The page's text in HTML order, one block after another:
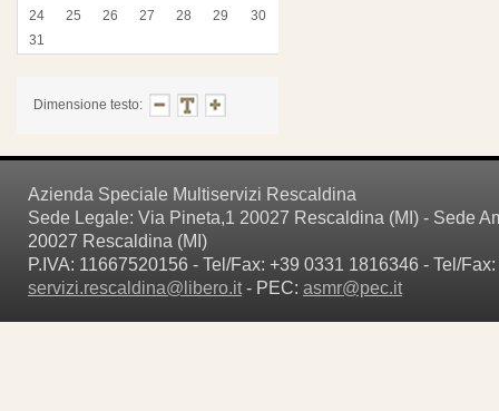
24
25 26 27 28 29
30
31
Dimensione testo:
Azienda Speciale Multiservizi Rescaldina
Sede Legale: Via Pineta,1 20027 Rescaldina (MI) - Sede
20027 Rescaldina (MI)
P.IVA: 11667520156 - Tel/Fax: +39 0331 1816346 - Tel/
servizi.rescaldina@libero.it- PEC: asmr@pec.it